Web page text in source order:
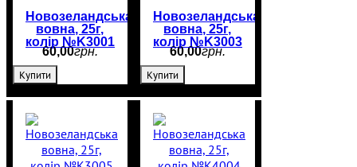
Новозеландська
вовна, 25г,
колір №K3001
60,00грн.
Купити
Новозеландська
вовна, 25г,
колір №K3003
60,00грн.
Купити